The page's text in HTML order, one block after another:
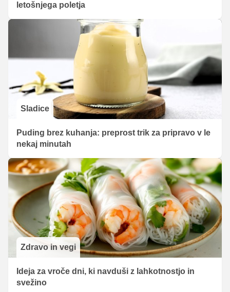
letošnjega poletja
Sladice
Puding brez kuhanja: preprost trik za pripravo v le
nekaj minutah
Zdravo in vegi
Ideja za vroče dni, ki navduši z lahkotnostjo in
svežino